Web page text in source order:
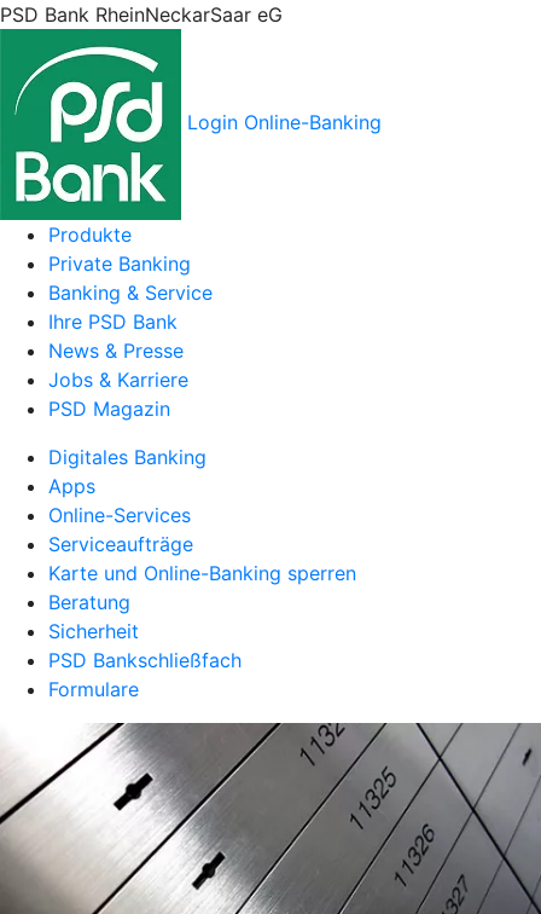
PSD Bank RheinNeckarSaar eG
Login Online-Banking
Produkte
Private Banking
Banking & Service
Ihre PSD Bank
News & Presse
Jobs & Karriere
PSD Magazin
Digitales Banking
Apps
Online-Services
Serviceaufträge
Karte und Online-Banking sperren
Beratung
Sicherheit
PSD Bankschließfach
Formulare